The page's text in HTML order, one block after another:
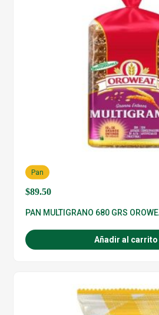
$89.50
Pan
PAN MULTIGRANO 680 GRS
Añadir al carrito